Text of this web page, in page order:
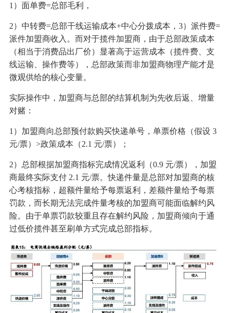
1）面单费=总部毛利，
2）中转费=总部干线运输成本+中心分拨成本，3）派件费=
派件加盟商收入。而对于揽件加盟商，由于总部政策成本
（相当于消费品出厂价）显著高于运营成本（揽件费、支
线运输、操作费等），总部政策而非加盟商物理产能才是
微观供给的核心变量。
实际操作中，加盟商与总部的结算机制为先收后返、增量
对赌：
1）加盟商向总部预付款购买快递单号，单票价格（假设 3
元/票）>政策成本（2.1 元/票）；
2）总部根据加盟商指标完成情况返利（0.9 元/票），加盟
商最终实际支付 2.1 元/票。快递件量是总部对加盟商的核
心考核指标，超额件量给予每票返利，差额件量给予每票
罚款，而长期无法完成件量考核的加盟商可能面临解约风
险。由于单票罚款较重且存在解约风险，加盟商倾向于通
过低价揽件甚至刷单方式完成总部指标。